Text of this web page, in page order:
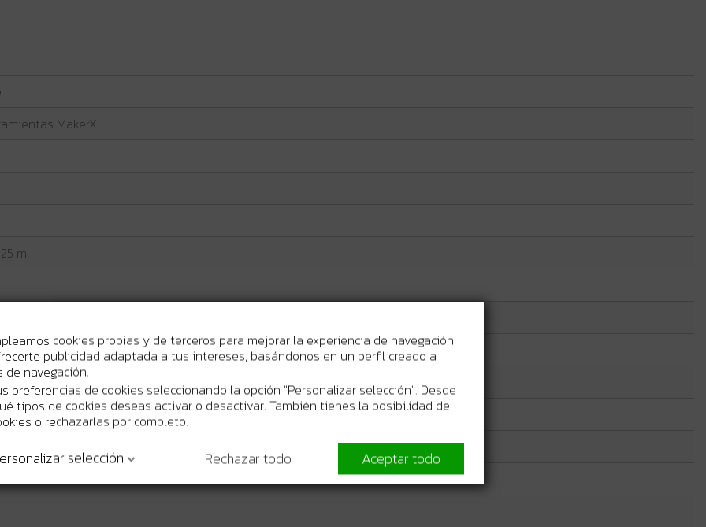
MakerX
m
compatibles
cookies propias y de terceros para mejorar la experiencia de navegación
publicidad adaptada a tus intereses, basándonos en un perfil creado a
navegación.
preferencias de cookies seleccionando la opción "Personalizar selección". Desde
tipos de cookies deseas activar o desactivar. También tienes la posibilidad de
o rechazarlas por completo.
selección Rechazar todo Aceptar todo